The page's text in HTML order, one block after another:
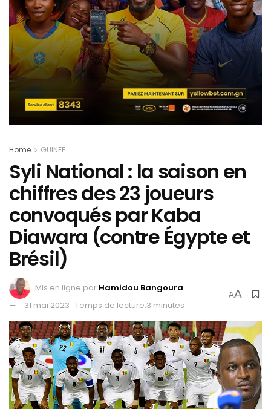
Home GUINEE
Syli National : la saison en
chiffres des 23 joueurs
convoqués par Kaba
Diawara (contre Égypte et
Brésil)
Mis en ligne par Hamidou Bangoura
31 mai 2023 Temps de lecture:3 minutes
AA